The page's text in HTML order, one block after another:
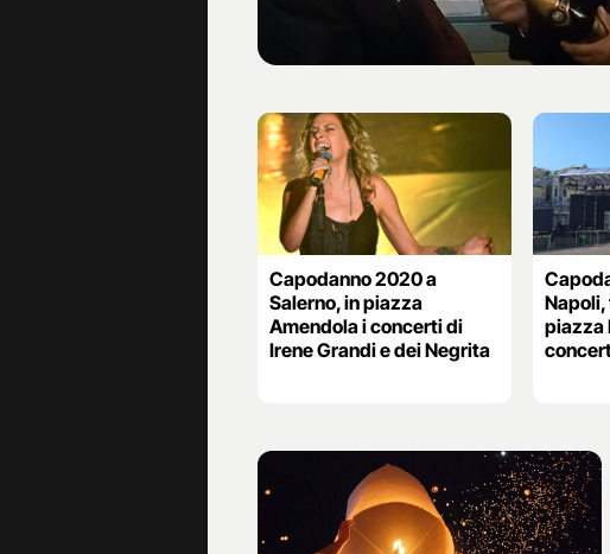
Capodanno 2020 a
Salerno, in piazza
Amendola i concerti di
Irene Grandi e dei Negrita
piazza